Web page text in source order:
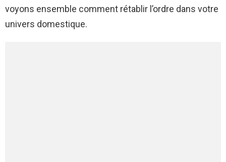
voyons ensemble comment rétablir l’ordre dans votre
univers domestique.